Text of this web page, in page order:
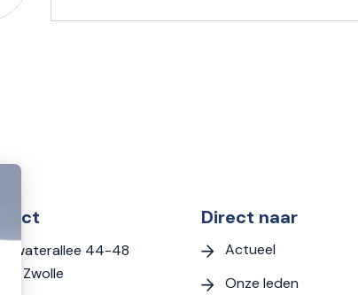
44-48
Zwolle
Direct naar
Actueel
Onze leden